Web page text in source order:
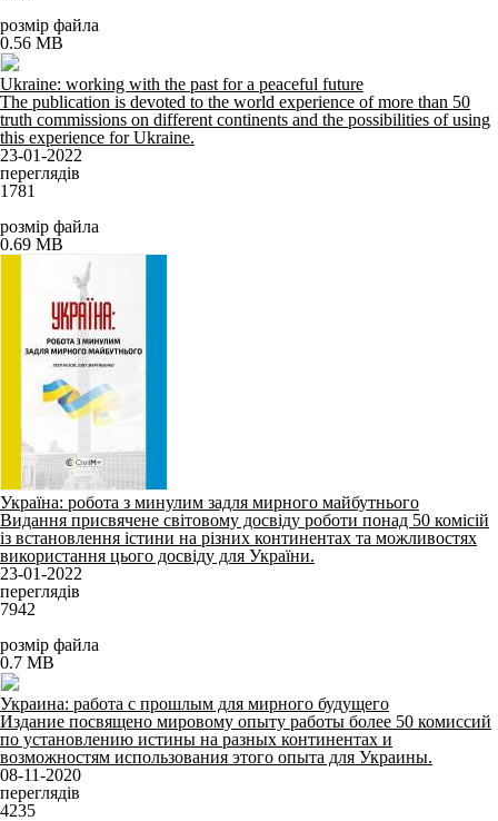
розмір файла
0.56 MB
Ukraine: working with the past for a peaceful future
The publication is devoted to the world experience of more than 50
truth commissions on different continents and the possibilities of using
this experience for Ukraine.
23-01-2022
переглядів
1781
розмір файла
0.69 MB
Україна: робота з минулим задля мирного майбутнього
Видання присвячене світовому досвіду роботи понад 50 комісій
із встановлення істини на різних континентах та можливостях
використання цього досвіду для України.
23-01-2022
переглядів
7942
розмір файла
0.7 MB
Украина: работа с прошлым для мирного будущего
Издание посвящено мировому опыту работы более 50 комиссий
по установлению истины на разных континентах и
возможностям использования этого опыта для Украины.
08-11-2020
переглядів
4235